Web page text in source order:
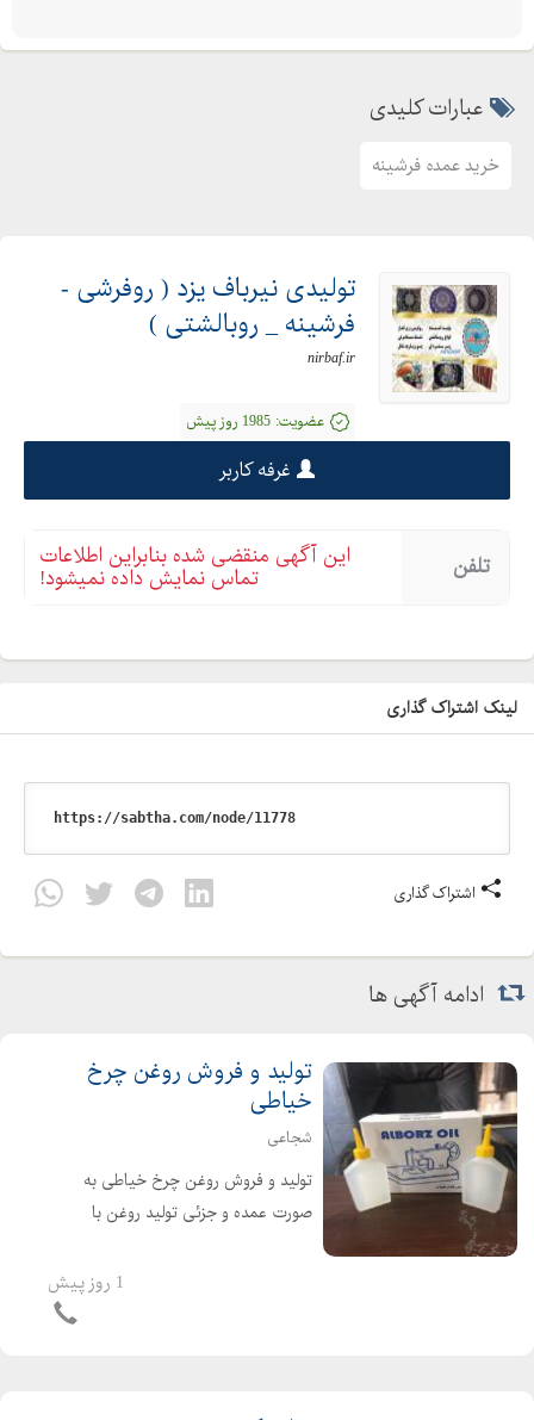
عبارات کلیدی
خرید عمده فرشینه
تولیدی نیرباف یزد ( روفرشی -
فرشینه _ روبالشتی )
nirbaf.ir
عضویت: 1985 روز پیش
غرفه کاربر
تلفن این آگهی منقضی شده بنابراین اطلاعات
تماس نمایش داده نمیشود!
لینک اشتراک گذاری
اشتراک گذاری
ادامه آگهی ها
تولید و فروش روغن چرخ
خیاطی
شجاعی
تولید و فروش روغن چرخ خیاطی به
صورت عمده و جزئی تولید روغن با
قیمت مناسب و کیفیت عالی خرید
1 روز پیش